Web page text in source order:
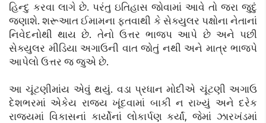
હિન્દુ કરવા લાગે છે. પરંતુ ઇતિહાસ જોવામાં આવે તો જરા જુદું
જણાશે. શરૂઆત ઈમામના ફતવાથી કે સેક્યુલર પક્ષોના નેતાનાં
નિવેદનોથી થાય છે. તેનો ઉત્તર ભાજપ આપે છે અને પછી
સેક્યુલર મીડિયા અગાઉની વાત જોતું નથી અને માત્ર ભાજપે
આપેલો ઉત્તર જ જુએ છે.
આ ચૂંટણીમાંય એવું થયું. વડા પ્રધાન મોદીએ ચૂંટણી અગાઉ
દેશભરમાં એકેય રાજ્ય ખૂંદવામાં બાકી ન રાખ્યું અને દરેક
રાજ્યમાં વિકાસનાં કાર્યોનાં લોકાર્પણ કર્યાં, જેમાં ઝારખંડમાં